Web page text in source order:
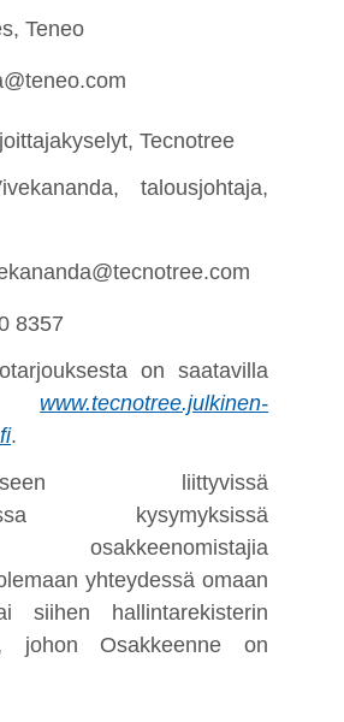
Teneo
Tecnotree
talousjohtaja,
8357
on saatavilla
www.tecnotree.julkinen-
.
liittyvissä
kysymyksissä
osakkeenomistajia
yhteydessä omaan
siihen hallintarekisterin
johon Osakkeenne on